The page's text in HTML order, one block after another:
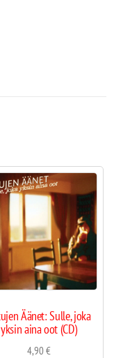
Äänet: Sulle, joka
yksin aina oot (CD)
4,90€